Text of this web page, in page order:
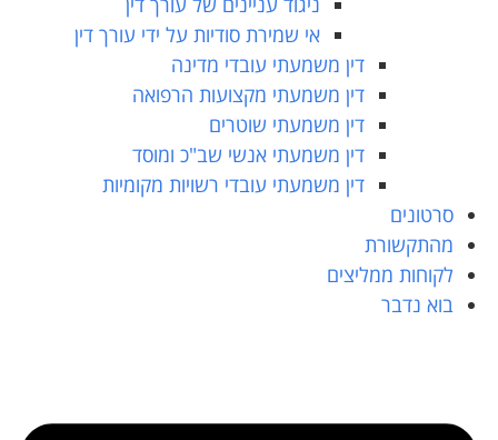
אי שמירת סודיות על ידי עורך דין
דין משמעתי עובדי מדינה
דין משמעתי מקצועות הרפואה
דין משמעתי שוטרים
דין משמעתי אנשי שב"כ ומוסד
דין משמעתי עובדי רשויות מקומיות
סרטונים
מהתקשורת
לקוחות ממליצים
בוא נדבר